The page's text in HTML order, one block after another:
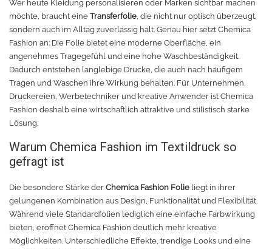
Oracal 8870
Oralux 9300
Oramask
Oraguard Laminierfolie
Glasdekorationsfolie
Antigraffiti-Folie
Tafelfolie
Pinzette
Schere
Lineale
Lineal Zubehör
Schneidematten
Montagewerkzeug
Trommeln
Wer heute Kleidung personalisieren oder Marken sichtbar machen
möchte, braucht eine Transferfolie, die nicht nur optisch überzeugt,
sondern auch im Alltag zuverlässig hält. Genau hier setzt Chemica
Fashion an: Die Folie bietet eine moderne Oberfläche, ein
angenehmes Tragegefühl und eine hohe Waschbeständigkeit.
Dadurch entstehen langlebige Drucke, die auch nach häufigem
Tragen und Waschen ihre Wirkung behalten. Für Unternehmen,
Druckereien, Werbetechniker und kreative Anwender ist Chemica
Fashion deshalb eine wirtschaftlich attraktive und stilistisch starke
Lösung.
Warum Chemica Fashion im Textildruck so
gefragt ist
Die besondere Stärke der Chemica Fashion Folie liegt in ihrer
gelungenen Kombination aus Design, Funktionalität und Flexibilität.
Während viele Standardfolien lediglich eine einfache Farbwirkung
bieten, eröffnet Chemica Fashion deutlich mehr kreative
Möglichkeiten. Unterschiedliche Effekte, trendige Looks und eine